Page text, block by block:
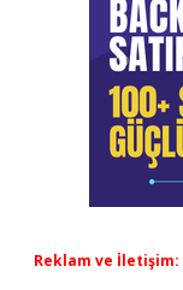
Reklam ve İletişim: